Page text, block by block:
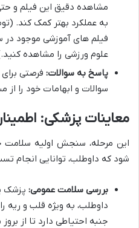
مشاهده دقیق این فیلم و
به عملکرد بهتر کمک کند.
فیلم های آموزشی موجود
علوم ورزشی را مشاهده
پاسخ به سوالات: فرصتی
سوالات و ابهامات خود را از
معاینات پزشکی:
این مرحله، سنجش اولیه
شود که داوطلب، توانایی انجام
بررسی سلامت عمومی: پزشک
داوطلب، به ویژه قلب و ریه
جنبه احتیاطی دارد تا از